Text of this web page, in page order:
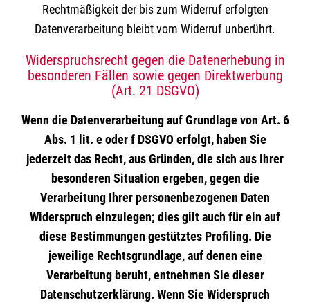
Rechtmäßigkeit der bis zum Widerruf erfolgten
Datenverarbeitung bleibt vom Widerruf unberührt.
Widerspruchsrecht gegen die Datenerhebung in
besonderen Fällen sowie gegen Direktwerbung
(Art. 21 DSGVO)
Wenn die Datenverarbeitung auf Grundlage von Art. 6
Abs. 1 lit. e oder f DSGVO erfolgt, haben Sie
jederzeit das Recht, aus Gründen, die sich aus Ihrer
besonderen Situation ergeben, gegen die
Verarbeitung Ihrer personenbezogenen Daten
Widerspruch einzulegen; dies gilt auch für ein auf
diese Bestimmungen gestütztes Profiling. Die
jeweilige Rechtsgrundlage, auf denen eine
Verarbeitung beruht, entnehmen Sie dieser
Datenschutzerklärung. Wenn Sie Widerspruch